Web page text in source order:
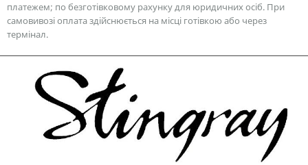
платежем; по безготівковому рахунку для юридичних осіб. При
самовивозі оплата здійснюється на місці готівкою або через
термінал.